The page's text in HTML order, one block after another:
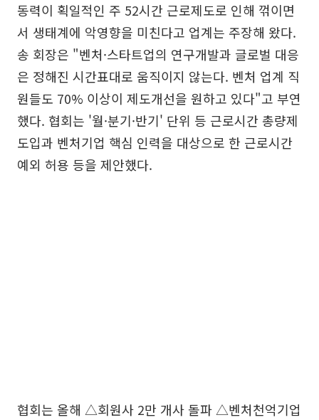
동력이 획일적인 주 52시간 근로제도로 인해 꺾이면
서 생태계에 악영향을 미친다고 업계는 주장해 왔다.
송 회장은 "벤처·스타트업의 연구개발과 글로벌 대응
은 정해진 시간표대로 움직이지 않는다. 벤처 업계 직
원들도 70% 이상이 제도개선을 원하고 있다"고 부연
했다. 협회는 '월·분기·반기' 단위 등 근로시간 총량제
도입과 벤처기업 핵심 인력을 대상으로 한 근로시간
예외 허용 등을 제안했다.
협회는 올해 △회원사 2만 개사 돌파 △벤처천억기업